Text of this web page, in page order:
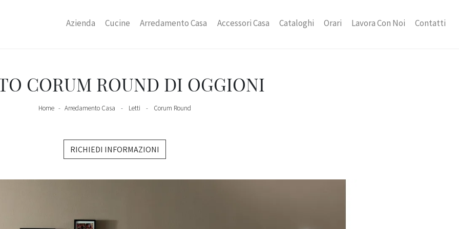
Azienda Cucine Arredamento Casa Accessori Casa Cataloghi Orari Lavora Con Noi Contatti
CORUM ROUND DI OGGIONI
Home - Arredamento Casa - Letti - Corum Round
RICHIEDI INFORMAZIONI